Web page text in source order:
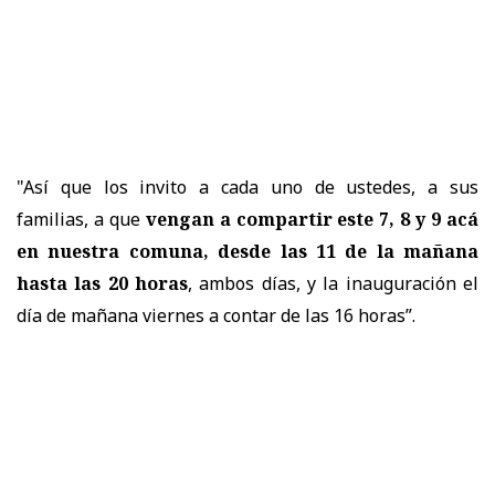
"Así que los invito a cada uno de ustedes, a sus
familias, a que vengan a compartir este 7, 8 y 9 acá
en nuestra comuna, desde las 11 de la mañana
hasta las 20 horas, ambos días, y la inauguración el
día de mañana viernes a contar de las 16 horas”.